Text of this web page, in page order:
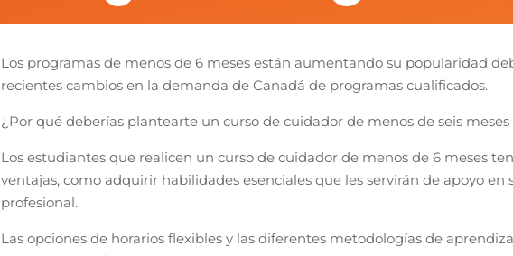
Los programas de menos de 6 meses están aumentando su popularidad
recientes cambios en la demanda de Canadá de programas cualificados.
¿Por qué deberías plantearte un curso de cuidador de menos de seis meses
Los estudiantes que realicen un curso de cuidador de menos de 6 meses
ventajas, como adquirir habilidades esenciales que les servirán de apoyo en
profesional.
Las opciones de horarios flexibles y las diferentes metodologías de